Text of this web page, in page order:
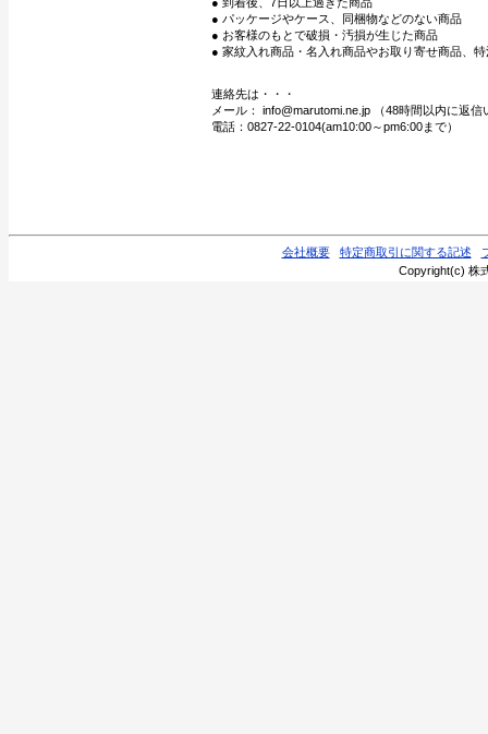
● パッケージやケース、同梱物などのない商品
● お客様のもとで破損・汚損が生じた商品
● 家紋入れ商品・名入れ商品やお取り寄せ商品、
連絡先は・・・
メール： info@marutomi.ne.jp （48時間以内に返信
電話：0827-22-0104(am10:00～pm6:00まで）
会社概要 特定商取引に関する記述
Copyright(c) 株